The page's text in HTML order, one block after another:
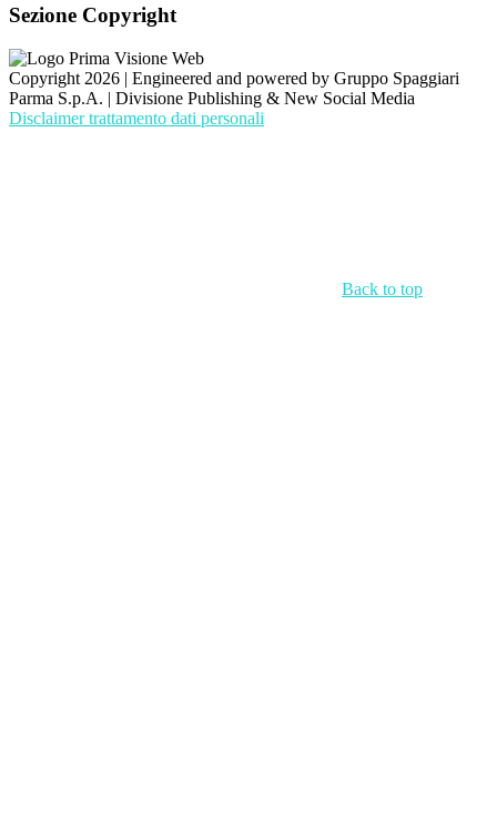
Sezione Copyright
Copyright 2026 | Engineered and powered by Gruppo Spaggiari
Parma S.p.A. | Divisione Publishing & New Social Media
Disclaimer trattamento dati personali
Back to top